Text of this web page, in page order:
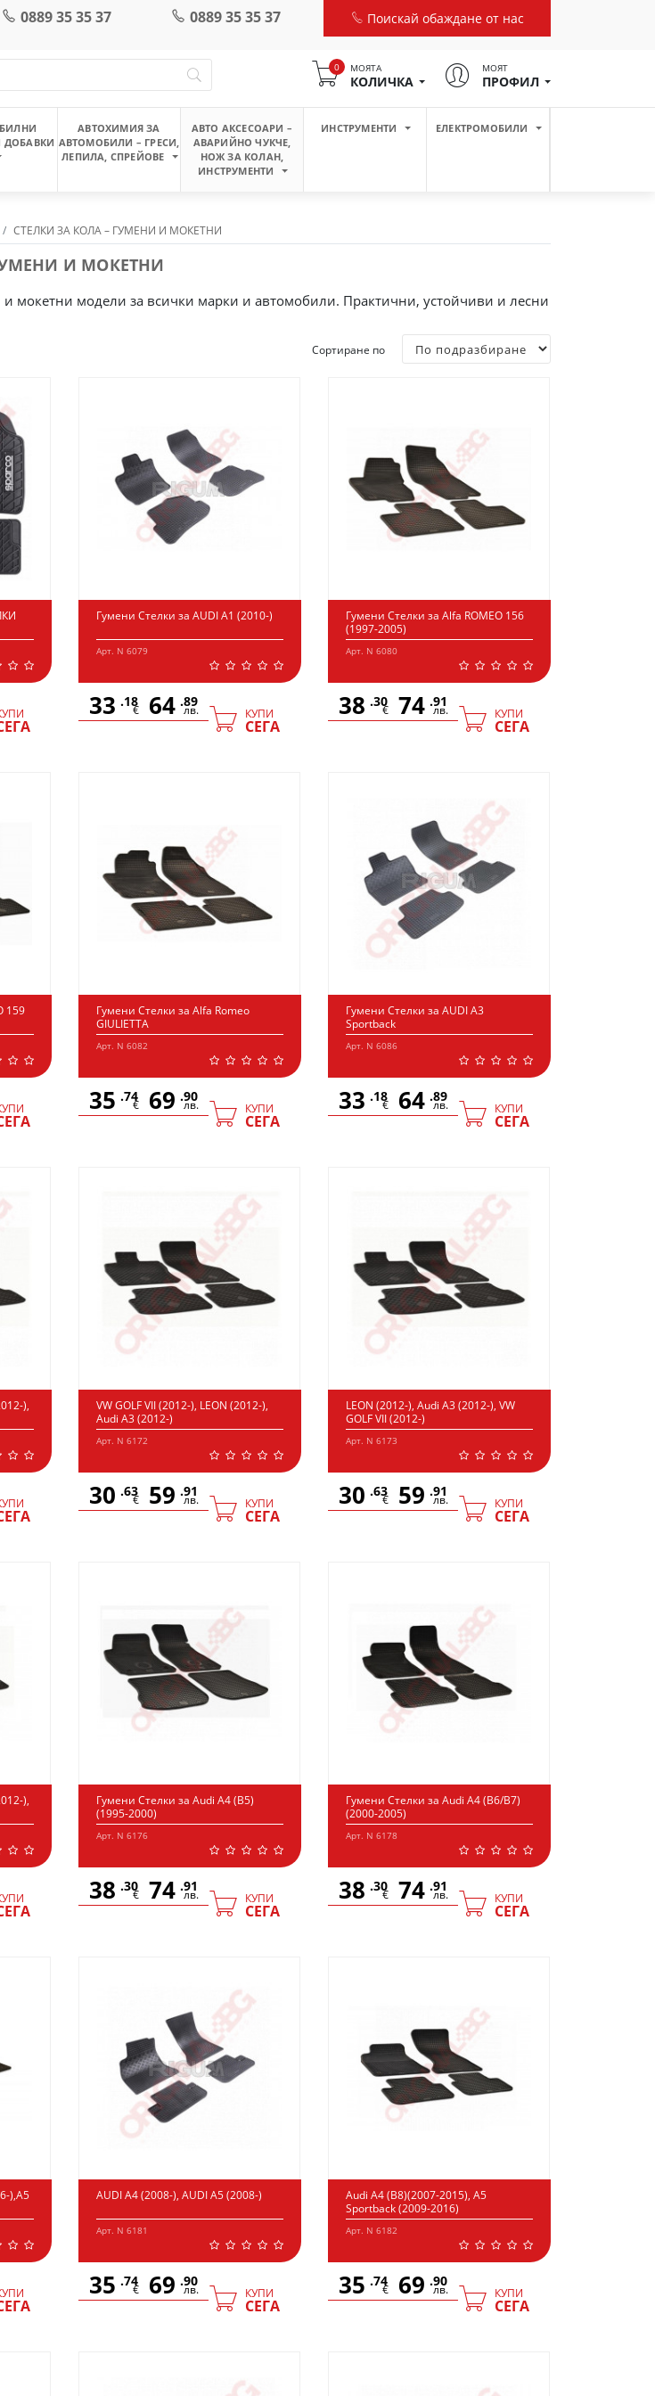
0889 35 35 37 0889 35 35 37 Поискай обаждане от нас
0 МОЯТА
КОЛИЧКА
МОЯТ
ПРОФИЛ
ДОБАВКИ
АВТОХИМИЯ ЗА
АВТОМОБИЛИ – ГРЕСИ,
ЛЕПИЛА, СПРЕЙОВЕ
АВТО АКСЕСОАРИ –
АВАРИЙНО ЧУКЧЕ,
НОЖ ЗА КОЛАН,
ИНСТРУМЕНТИ
ИНСТРУМЕНТИ ЕЛЕКТРОМОБИЛИ
СТЕЛКИ ЗА КОЛА – ГУМЕНИ И МОКЕТНИ
И МОКЕТНИ
и мокетни модели за всички марки и автомобили. Практични, устойчиви и лесни
Сортиране по
Гумени Стелки за AUDI A1 (2010-)
Арт. N 6079
33 .18
€ 64 .89
лв. КУПИ
СЕГА
Гумени Стелки за Alfa ROMEO 156
(1997-2005)
Арт. N 6080
38 .30
€ 74 .91
лв. КУПИ
СЕГА
159
Гумени Стелки за Alfa Romeo
GIULIETTA
Арт. N 6082
35 .74
€ 69 .90
лв. КУПИ
СЕГА
Гумени Стелки за AUDI A3
Sportback
Арт. N 6086
33 .18
€ 64 .89
лв. КУПИ
СЕГА
),
VW GOLF VII (2012-), LEON (2012-),
Audi A3 (2012-)
Арт. N 6172
30 .63
€ 59 .91
лв. КУПИ
СЕГА
LEON (2012-), Audi A3 (2012-), VW
GOLF VII (2012-)
Арт. N 6173
30 .63
€ 59 .91
лв. КУПИ
СЕГА
),
Гумени Стелки за Audi A4 (B5)
(1995-2000)
Арт. N 6176
38 .30
€ 74 .91
лв. КУПИ
СЕГА
Гумени Стелки за Audi A4 (B6/B7)
(2000-2005)
Арт. N 6178
38 .30
€ 74 .91
лв. КУПИ
СЕГА
),A5
AUDI A4 (2008-), AUDI A5 (2008-)
Арт. N 6181
35 .74
€ 69 .90
лв. КУПИ
СЕГА
Audi A4 (B8)(2007-2015), A5
Sportback (2009-2016)
Арт. N 6182
35 .74
€ 69 .90
лв. КУПИ
СЕГА